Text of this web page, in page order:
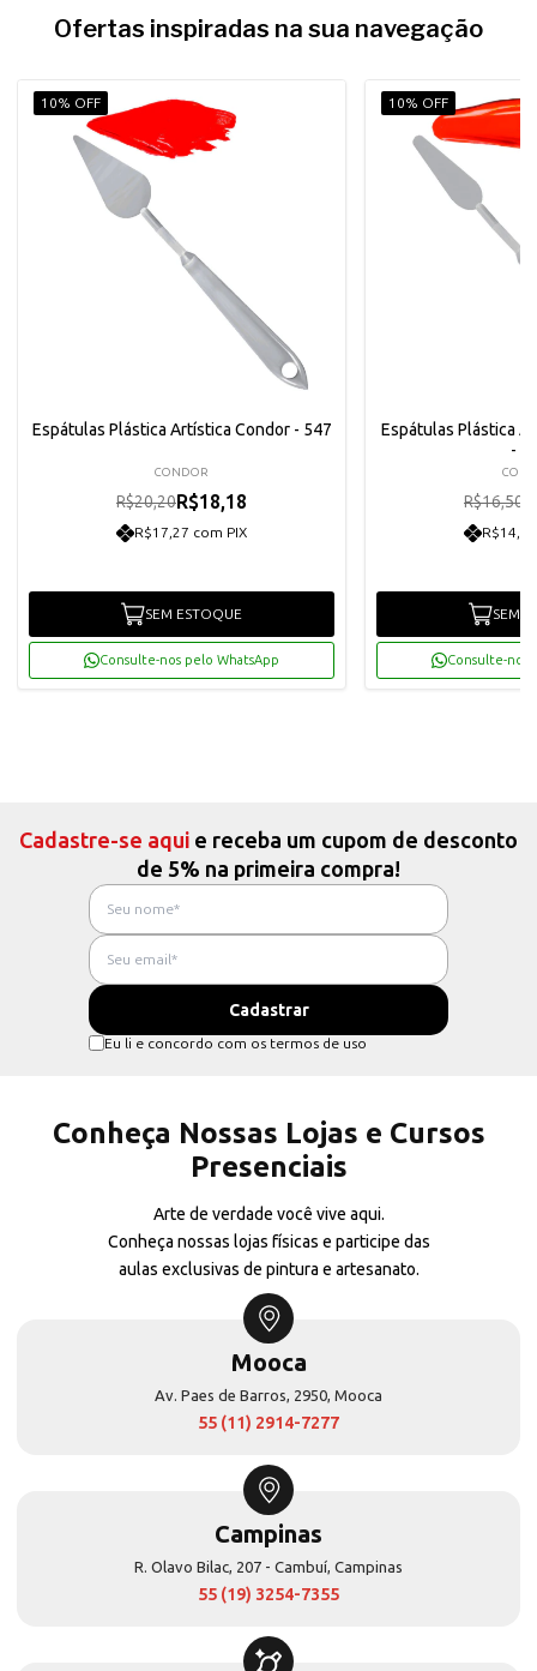
Ofertas inspiradas na sua navegação
10% OFF
Espátulas Plástica Artística Condor - 547
CONDOR
R$20,20R$18,18
R$17,27 com PIX
SEM ESTOQUE
Consulte-nos pelo WhatsApp
10% OFF
Espátulas Plástica
-
R$16,50
SEM
Consulte-nos
Cadastre-se aqui e receba um cupom de desconto
de 5% na primeira compra!
Eu li e concordo com os termos de uso
Conheça Nossas Lojas e Cursos
Presenciais
Arte de verdade você vive aqui.
Conheça nossas lojas físicas e participe das
aulas exclusivas de pintura e artesanato.
Mooca
Av. Paes de Barros, 2950, Mooca
55 (11) 2914-7277
Campinas
R. Olavo Bilac, 207 - Cambuí, Campinas
55 (19) 3254-7355